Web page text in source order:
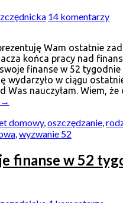
14 komentarzy
Wam ostatnie
końca pracy nad
finanse w 52
wydarzyło w ciągu
Was nauczyłam. Wiem,
→
domowy,oszczędzanie,
,wyzwanie 52
finanse w 52